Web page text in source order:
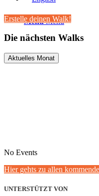
Menü Menü
Erstelle deinen Walk!
Die nächsten Walks
Aktuelles Monat
No Events
Hier gehts zu allen
UNTERSTÜTZT VON